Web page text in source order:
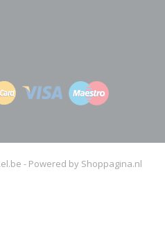
- Powered by Shoppagina.nl